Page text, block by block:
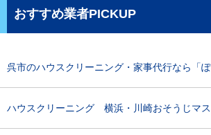
おすすめ業者PICKUP
呉市のハウスクリーニング・家事代行なら「ぽ
ハウスクリーニング 横浜・川崎おそうじマス